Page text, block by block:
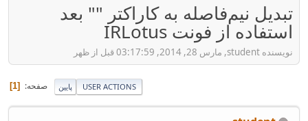
تبدیل نیم‌فاصله به کاراکتر "" بعد
استفاده از فونت IRLotus
نویسنده student, مارس 28, 2014, 03:17:59 قبل از ظهر
پایین صفحه 1 USER ACTIONS